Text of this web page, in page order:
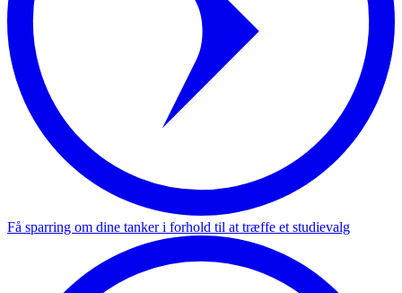
Få sparring om dine tanker i forhold til at træffe et studievalg